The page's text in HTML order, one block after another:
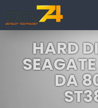
HARD
DA